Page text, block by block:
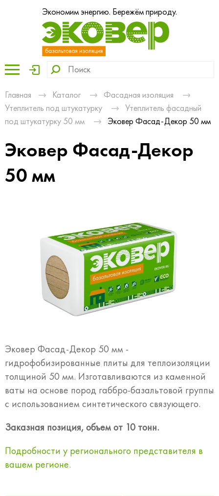
Экономим энергию. Бережём природу.
Главная Каталог
Фасадная изоляция
Утеплитель под штукатурку
Утеплитель фасадный
под штукатурку 50 мм
Эковер Фасад-Декор 50 мм
Эковер Фасад-Декор
50 мм
Эковер Фасад-Декор 50 мм -
гидрофобизированные плиты для теплоизоляции
толщиной 50 мм. Изготавливаются из каменной
ваты на основе пород габбро-базальтовой группы
с использованием синтетического связующего.
Заказная позиция, объем от 10 тонн.
Подробности у регионального представителя в
вашем регионе.